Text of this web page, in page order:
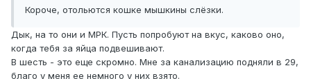
Короче, отольются кошке мышкины слёзки.
Дык, на то они и МРК. Пусть попробуют на вкус, каково оно,
когда тебя за яйца подвешивают.
В шесть - это еще скромно. Мне за канализацию подняли в 29,
благо у меня ее немного у них взято.